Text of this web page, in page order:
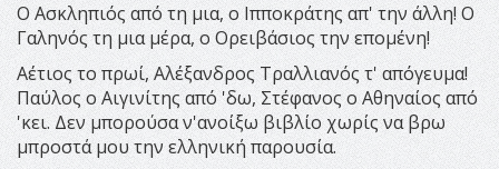
Ο Ασκληπιός από τη μια, ο Ιπποκράτης απ' την άλλη! Ο
Γαληνός τη μια μέρα, ο Ορειβάσιος την επομένη!
Αέτιος το πρωί, Αλέξανδρος Τραλλιανός τ' απόγευμα!
Παύλος ο Αιγινίτης από 'δω, Στέφανος ο Αθηναίος από
'κει. Δεν μπορούσα ν'ανοίξω βιβλίο χωρίς να βρω
μπροστά μου την ελληνική παρουσία.